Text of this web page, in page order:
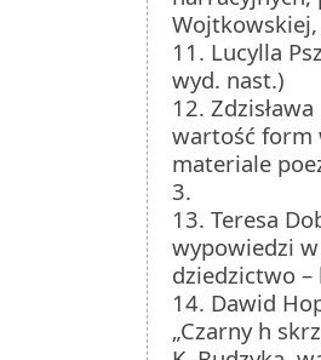
Wojtkowskiej,
11. Lucylla
wyd. nast.)
12.
wartość form
materiale
3.
13. Teresa
wypowiedzi
dziedzictwo
14. Dawid
„Czarny h